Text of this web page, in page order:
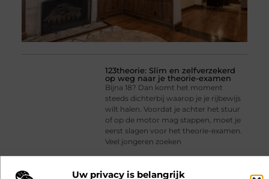
Uw privacy is belangrijk
123theorie: Slim en zelfverzekerd
op weg naar je theorie-examen
Bijna 18? Dan komt het moment
steeds dichterbij waarop je je rijbewijs
wilt halen. Voordat je achter het stuur
of op de motor mag stappen, moet je
eerst slagen voor het theorie-examen.
Veel jongeren zoeken